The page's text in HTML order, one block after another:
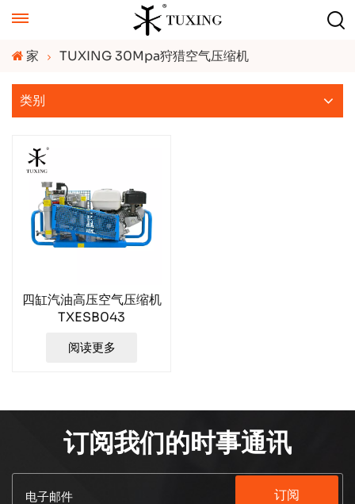
家 TUXING 30Mpa狩猎空气压缩机
类别
四缸汽油高压空气压缩机
TXESB043
阅读更多
订阅我们的时事通讯
订阅